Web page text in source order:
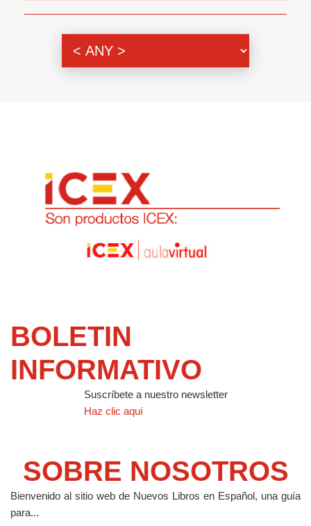
BOLETIN
INFORMATIVO
Suscríbete a nuestro newsletter
Haz clic aquí
SOBRE NOSOTROS
Bienvenido al sitio web de Nuevos Libros en Español, una guía
para...